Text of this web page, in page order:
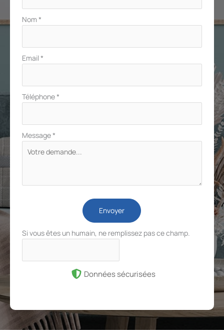
Nom *
Email *
Téléphone*
Message*
Envoyer
Si vous êtes un humain, ne remplissez pas ce champ.
Données sécurisées